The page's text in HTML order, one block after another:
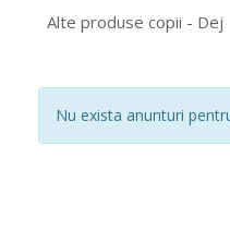
Alte produse copii - Dej
Nu exista anunturi